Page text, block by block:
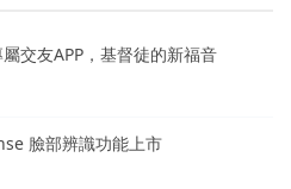
交友APP，基督徒的新福音
臉部辨識功能上市